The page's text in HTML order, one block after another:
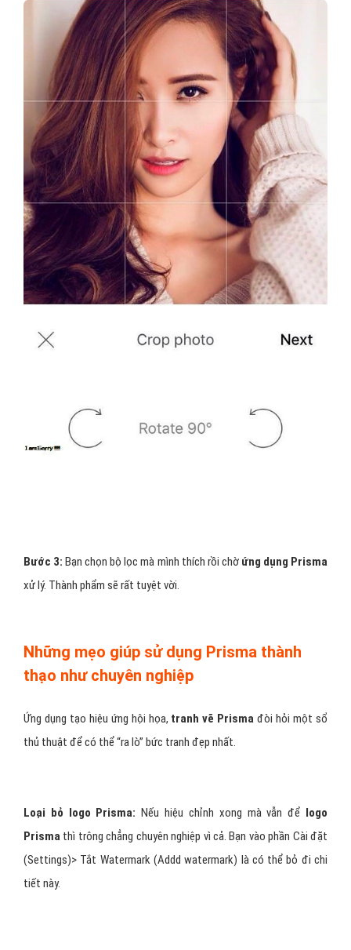
Bước 3:Bạn chọn bộ lọc mà mình thích rồi chờ ứng dụng Prisma
xử lý. Thành phẩm sẽ rất tuyệt vời.
Những mẹo giúp sử dụng Prisma thành
thạo như chuyên nghiệp
Ứng dụng tạo hiệu ứng hội họa, tranh vẽ Prisma đòi hỏi một sổ
thủ thuật để có thể “ra lò” bức tranh đẹp nhất.
Loại bỏ logo Prisma:Nếu hiệu chỉnh xong mà vẫn để logo
Prisma thì trông chẳng chuyên nghiệp vì cả. Bạn vào phần Cài đặt
(Settings)> Tắt Watermark (Addd watermark) là có thể bỏ đi chi
tiết này.